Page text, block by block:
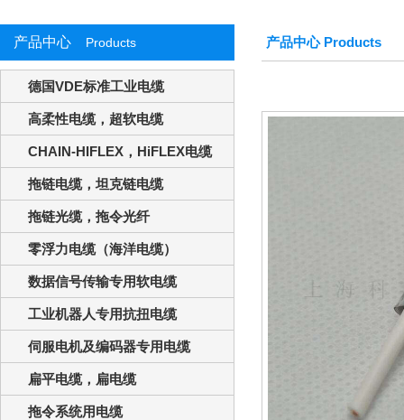
产品中心 Products
德国VDE标准工业电缆
高柔性电缆，超软电缆
CHAIN-HIFLEX，HiFLEX电缆
拖链电缆，坦克链电缆
拖链光缆，拖令光纤
零浮力电缆（海洋电缆）
数据信号传输专用软电缆
工业机器人专用抗扭电缆
伺服电机及编码器专用电缆
扁平电缆，扁电缆
拖令系统用电缆
产品中心 Products